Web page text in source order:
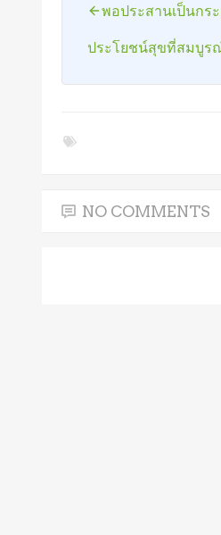
พอประสานเป็นกร
ประโยชน์สุขที่สมบูร
NO COMMENTS